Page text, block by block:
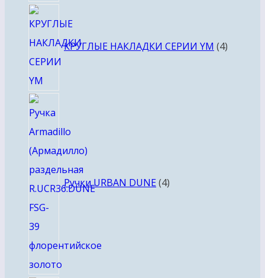
КРУГЛЫЕ НАКЛАДКИ СЕРИИ YM 4
Ручки URBAN DUNE 4